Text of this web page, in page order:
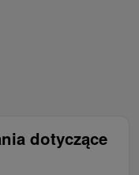
dotyczące